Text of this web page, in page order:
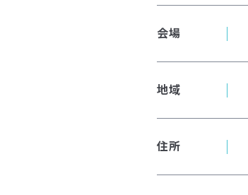
会場
地域
住所